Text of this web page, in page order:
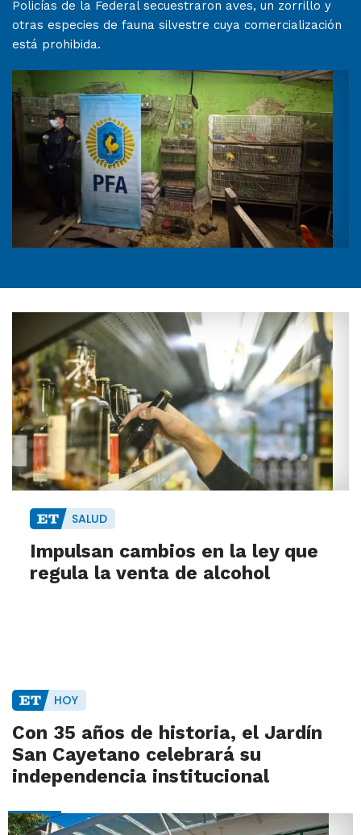
Policías de la Federal secuestraron aves, un zorrillo y
otras especies de fauna silvestre cuya comercialización
está prohibida.
SALUD
Impulsan cambios en la ley que
regula la venta de alcohol
HOY
Con 35 años de historia, el Jardín
San Cayetano celebrará su
independencia institucional